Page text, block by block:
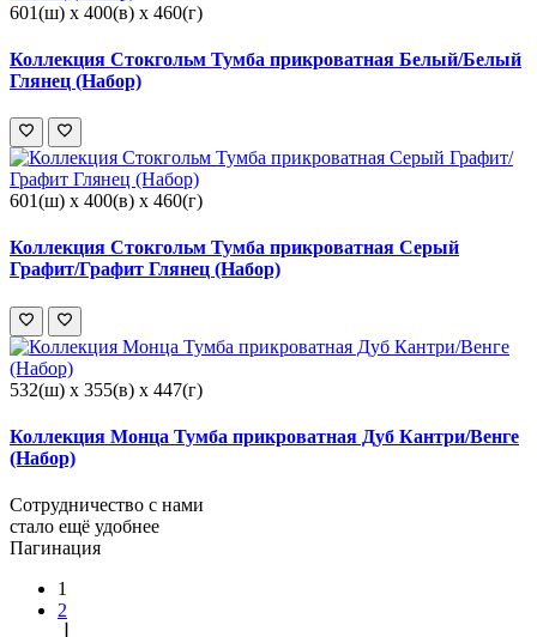
601(ш) x 400(в) x 460(г)
Коллекция Стокгольм Тумба прикроватная Белый/Белый
Глянец (Набор)
601(ш) x 400(в) x 460(г)
Коллекция Стокгольм Тумба прикроватная Серый
Графит/Графит Глянец (Набор)
532(ш) x 355(в) x 447(г)
Коллекция Монца Тумба прикроватная Дуб Кантри/Венге
(Набор)
Сотрудничество с нами
стало ещё удобнее
Пагинация
1
2